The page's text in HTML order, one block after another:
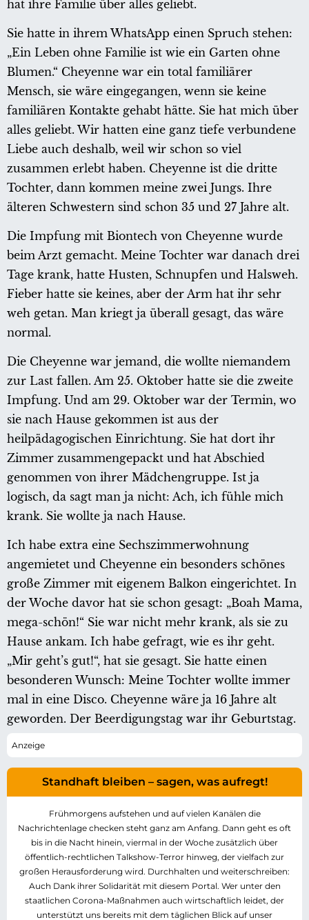
hat ihre Familie über alles geliebt.
Sie hatte in ihrem WhatsApp einen Spruch stehen:
„Ein Leben ohne Familie ist wie ein Garten ohne
Blumen.“ Cheyenne war ein total familiärer
Mensch, sie wäre eingegangen, wenn sie keine
familiären Kontakte gehabt hätte. Sie hat mich über
alles geliebt. Wir hatten eine ganz tiefe verbundene
Liebe auch deshalb, weil wir schon so viel
zusammen erlebt haben. Cheyenne ist die dritte
Tochter, dann kommen meine zwei Jungs. Ihre
älteren Schwestern sind schon 35 und 27 Jahre alt.
Die Impfung mit Biontech von Cheyenne wurde
beim Arzt gemacht. Meine Tochter war danach drei
Tage krank, hatte Husten, Schnupfen und Halsweh.
Fieber hatte sie keines, aber der Arm hat ihr sehr
weh getan. Man kriegt ja überall gesagt, das wäre
normal.
Die Cheyenne war jemand, die wollte niemandem
zur Last fallen. Am 25. Oktober hatte sie die zweite
Impfung. Und am 29. Oktober war der Termin, wo
sie nach Hause gekommen ist aus der
heilpädagogischen Einrichtung. Sie hat dort ihr
Zimmer zusammengepackt und hat Abschied
genommen von ihrer Mädchengruppe. Ist ja
logisch, da sagt man ja nicht: Ach, ich fühle mich
krank. Sie wollte ja nach Hause.
Ich habe extra eine Sechszimmerwohnung
angemietet und Cheyenne ein besonders schönes
große Zimmer mit eigenem Balkon eingerichtet. In
der Woche davor hat sie schon gesagt: „Boah Mama,
mega-schön!“ Sie war nicht mehr krank, als sie zu
Hause ankam. Ich habe gefragt, wie es ihr geht.
„Mir geht’s gut!“, hat sie gesagt. Sie hatte einen
besonderen Wunsch: Meine Tochter wollte immer
mal in eine Disco. Cheyenne wäre ja 16 Jahre alt
geworden. Der Beerdigungstag war ihr Geburtstag.
Standhaft bleiben – sagen, was aufregt!
Frühmorgens aufstehen und auf vielen Kanälen die
Nachrichtenlage checken steht ganz am Anfang. Dann geht es oft
bis in die Nacht hinein, viermal in der Woche zusätzlich über
öffentlich-rechtlichen Talkshow-Terror hinweg, der vielfach zur
großen Herausforderung wird. Durchhalten und weiterschreiben:
Auch Dank ihrer Solidarität mit diesem Portal. Wer unter den
staatlichen Corona-Maßnahmen auch wirtschaftlich leidet, der
unterstützt uns bereits mit dem täglichen Blick auf unser